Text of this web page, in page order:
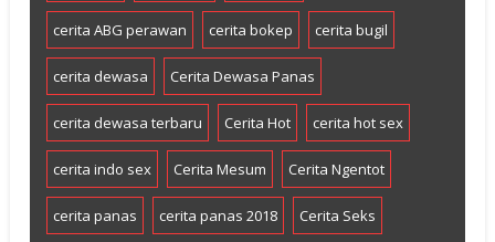
cerita ABG perawan cerita bokep cerita bugil
cerita dewasa Cerita Dewasa Panas
cerita dewasa terbaru Cerita Hot cerita hot sex
cerita indo sex Cerita Mesum Cerita Ngentot
cerita panas cerita panas 2018 Cerita Seks